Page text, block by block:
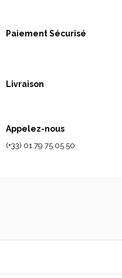
Paiement Sécurisé
Livraison
Appelez-nous
(+33) 01.79.75.05.50